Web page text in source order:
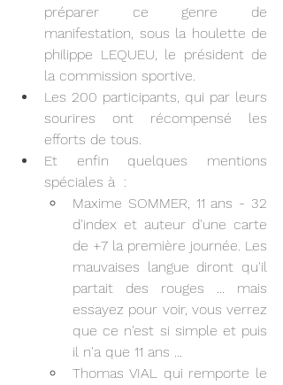
préparer ce genre de
manifestation, sous la houlette de
philippe LEQUEU, le président de
la commission sportive.
Les 200 participants, qui par leurs
sourires ont récompensé les
efforts de tous.
Et enfin quelques mentions
spéciales à  :
Maxime SOMMER, 11 ans - 32
d'index et auteur d'une carte
de +7 la première journée. Les
mauvaises langue diront qu'il
partait des rouges ... mais
essayez pour voir, vous verrez
que ce n'est si simple et puis
il n'a que 11 ans ...
Thomas VIAL qui remporte le